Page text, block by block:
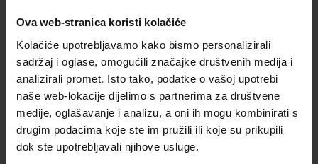
Ova web-stranica koristi kolačiće
Kolačiće upotrebljavamo kako bismo personalizirali
sadržaj i oglase, omogućili značajke društvenih medija i
analizirali promet. Isto tako, podatke o vašoj upotrebi
naše web-lokacije dijelimo s partnerima za društvene
medije, oglašavanje i analizu, a oni ih mogu kombinirati s
drugim podacima koje ste im pružili ili koje su prikupili
dok ste upotrebljavali njihove usluge.
Matej Visković
Školski razred
20 2.RAZRED SŠ
Vrsta školske knjige
UDŽBENIK
Vrsta škole
3 STRUKOVNA
Nastavni predmet
ZDRAVST. I MED.ŠKOLE
Reg br min
6323